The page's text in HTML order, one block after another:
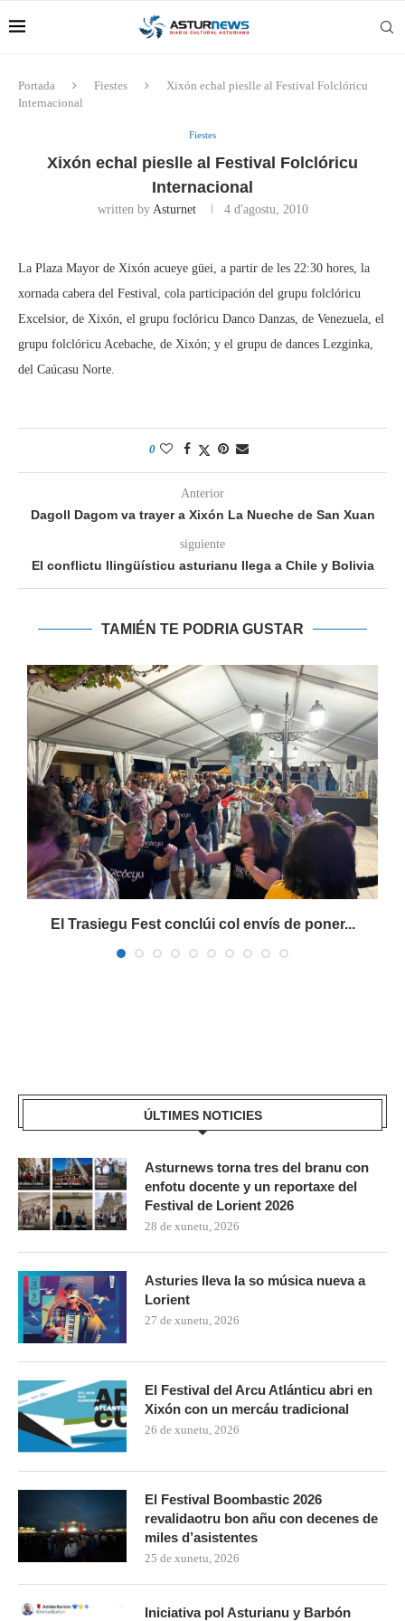
Portada Fiestes
Xixón echal pieslle al Festival Folclóricu
Internacional
Fiestes
Xixón echal pieslle al Festival Folclóricu
Internacional
written by Asturnet 4 d'agostu, 2010
La Plaza Mayor de Xixón acueye güei, a partir de les 22:30 hores, la
xornada cabera del Festival, cola participación del grupu folclóricu
Excelsior, de Xixón, el grupu foclóricu Danco Danzas, de Venezuela, el
grupu folclóricu Acebache, de Xixón; y el grupu de dances Lezginka,
del Caúcasu Norte.
0
Anterior
Dagoll Dagom va trayer a Xixón La Nueche de San Xuan
siguiente
El conflictu llingüísticu asturianu llega a Chile y Bolivia
TAMIÉN TE PODRIA GUSTAR
El Trasiegu Fest conclúi col envís de poner...
ÚLTIMES NOTICIES
Asturnews torna tres del branu con
enfotu docente y un reportaxe del
Festival de Lorient 2026
28 de xunetu, 2026
Asturies lleva la so música nueva a
Lorient
27 de xunetu, 2026
El Festival del Arcu Atlánticu abri en
Xixón con un mercáu tradicional
26 de xunetu, 2026
El Festival Boombastic 2026
revalidaotru bon añu con decenes de
miles d’asistentes
25 de xunetu, 2026
Iniciativa pol Asturianu y Barbón